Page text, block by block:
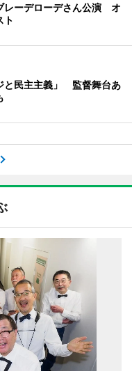
レーデローデさん公演 オ
ト
と民主主義」 監督舞台あ